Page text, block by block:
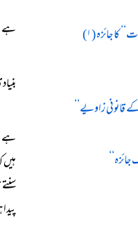
کا جائزہ (۱)
قانونی زاویے‘‘